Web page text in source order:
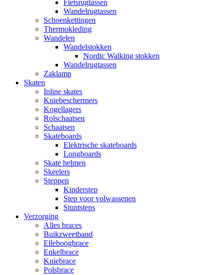
Fietsrugtassen
Wandelrugtassen
Schoenkettingen
Thermokleding
Wandelen
Wandelstokken
Nordic Walking stokken
Wandelrugtassen
Zaklamp
Skaten
Inline skates
Kniebeschermers
Kogellagers
Rolschaatsen
Schaatsen
Skateboards
Elektrische skateboards
Longboards
Skate helmen
Skeelers
Steppen
Kinderstep
Step voor volwassenen
Stuntsteps
Verzorging
Alles braces
Buikzweetband
Elleboogbrace
Enkelbrace
Kniebrace
Polsbrace